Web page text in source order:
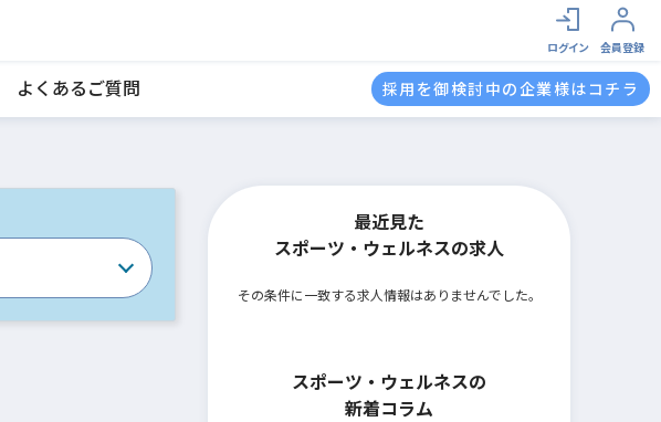
ログイン 会員登録
よくあるご質問 採用を御検討中の企業様はコチラ
最近見た
スポーツ・ウェルネスの求人
その条件に一致する求人情報はありませんでした。
スポーツ・ウェルネスの
新着コラム